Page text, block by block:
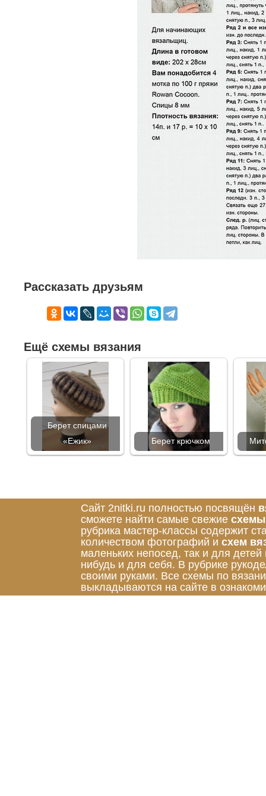
Рассказать друзьям
Ещё схемы вязания
Берет спицами
«Ежик»
Берет крючком
Сайт 2nitki.ru полностью посвящён
сможете найти самые свежие схемы
рубрика мастер-классы содержит
количеством фотографий и схем
маленьких непосед, так и для
нибудь и для себя. В рубрике
своими руками. Все схемы по
выкладываются на сайте в